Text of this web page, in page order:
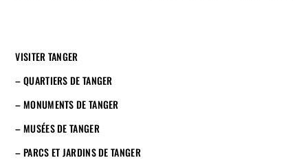
VISITER TANGER
– QUARTIERS DE TANGER
– MONUMENTS DE TANGER
– MUSÉES DE TANGER
– PARCS ET JARDINS DE TANGER